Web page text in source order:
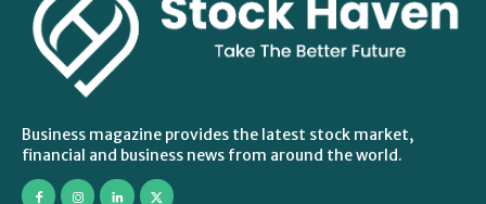
Business magazine provides the latest stock market,
financial and business news from around the world.